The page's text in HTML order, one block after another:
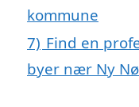
kommune
7) Find en
byer nær Ny